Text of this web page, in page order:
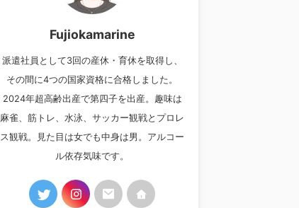
Fujiokamarine
派遣社員として3回の産休・育休を取得し、
その間に4つの国家資格に合格しました。
2024年超高齢出産で第四子を出産。趣味は
麻雀、筋トレ、水泳、サッカー観戦とプロレ
ス観戦。見た目は女でも中身は男。アルコー
ル依存気味です。